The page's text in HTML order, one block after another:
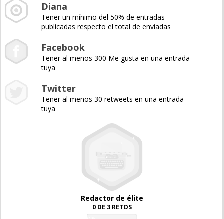
Diana
Tener un mínimo del 50% de entradas
publicadas respecto el total de enviadas
Facebook
Tener al menos 300 Me gusta en una entrada
tuya
Twitter
Tener al menos 30 retweets en una entrada
tuya
Redactor de élite
0 DE 3 RETOS